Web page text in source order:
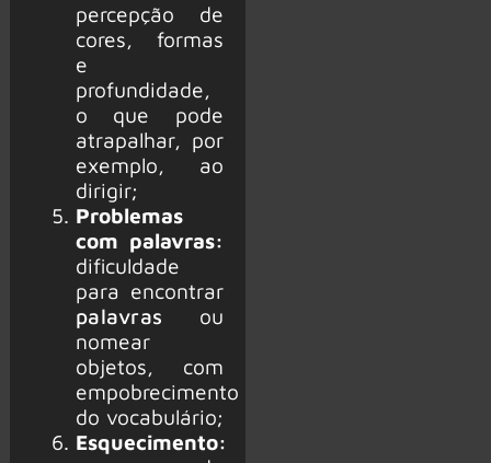
percepção de
cores, formas
e
profundidade,
o que pode
atrapalhar, por
exemplo, ao
dirigir;
Problemas
com palavras:
dificuldade
para encontrar
palavras ou
nomear
objetos, com
empobrecimento
do vocabulário;
Esquecimento: